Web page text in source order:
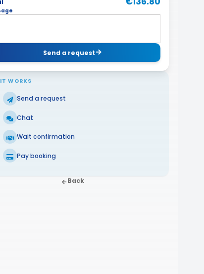
Send a request
WORKS
Send a request
Chat
Wait confirmation
Pay booking
Back